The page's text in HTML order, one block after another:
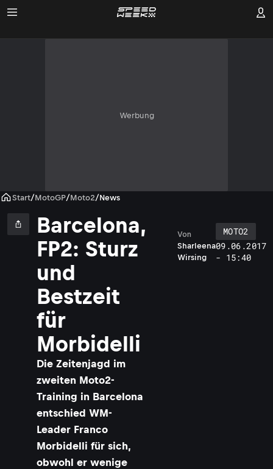
Werbung
Start/MotoGP/Moto2/News
Barcelona,
FP2: Sturz
und
Bestzeit
für
Morbidelli
Die Zeitenjagd im
zweiten Moto2-
Training in Barcelona
entschied WM-
Leader Franco
Morbidelli für sich,
obwohl er wenige
Sharleena
Wirsing
Von
MOTO2
09.06.2017
- 15:40